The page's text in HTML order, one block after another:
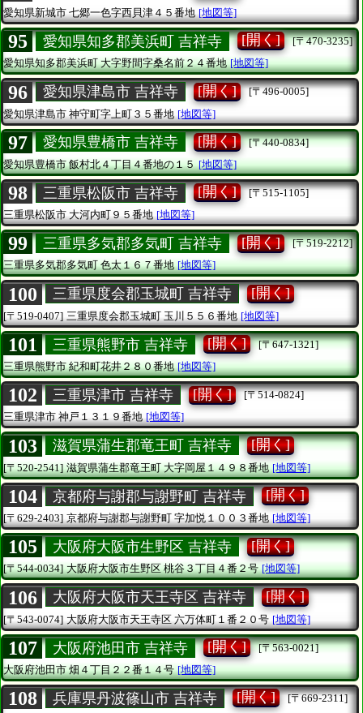
愛知県新城市 七郷一色字西貝津４５番地 [地図等]
95 愛知県知多郡美浜町 吉祥寺 [開く]
[〒470-3235]
愛知県知多郡美浜町大字野間字桑名前２４番地 [地図等]
96 愛知県津島市 吉祥寺 [開く]
[〒496-0005]
愛知県津島市 神守町字上町３５番地 [地図等]
97 愛知県豊橋市 吉祥寺 [開く]
[〒440-0834]
愛知県豊橋市飯村北４丁目４番地の１５ [地図等]
98 三重県松阪市 吉祥寺 [開く]
[〒515-1105]
三重県松阪市大河内町９５番地 [地図等]
99 三重県多気郡多気町 吉祥寺 [開く]
[〒519-2212]
三重県多気郡多気町色太１６７番地 [地図等]
100 三重県度会郡玉城町 吉祥寺 [開く]
[〒519-0407] 三重県度会郡玉城町 玉川５５６番地 [地図等]
101 三重県熊野市 吉祥寺 [開く]
[〒647-1321]
三重県熊野市紀和町花井２８０番地 [地図等]
102 三重県津市 吉祥寺 [開く]
[〒514-0824]
三重県津市神戸１３１９番地 [地図等]
103 滋賀県蒲生郡竜王町 吉祥寺 [開く]
[〒520-2541] 滋賀県蒲生郡竜王町大字岡屋１４９８番地 [地図等]
104 京都府与謝郡与謝野町 吉祥寺 [開く]
[〒629-2403] 京都府与謝郡与謝野町字加悦１００３番地 [地図等]
105 大阪府大阪市生野区 吉祥寺 [開く]
[〒544-0034] 大阪府大阪市生野区桃谷３丁目４番２号 [地図等]
106 大阪府大阪市天王寺区 吉祥寺 [開く]
[〒543-0074] 大阪府大阪市天王寺区 六万体町１番２０号 [地図等]
107 大阪府池田市 吉祥寺 [開く]
[〒563-0021]
大阪府池田市畑４丁目２２番１４号 [地図等]
108 兵庫県丹波篠山市 吉祥寺 [開く]
[〒669-2311]